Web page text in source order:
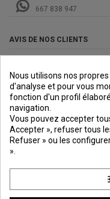
667 838 947
AVIS DE NOS CLIENTS
PREMIOS
DE PAGO
Nous utilisons nos
d'analyse et pour vous
fonction d'un profil
navigation.
Vous pouvez accepter
Accepter », refuser tous
Refuser » ou les
».